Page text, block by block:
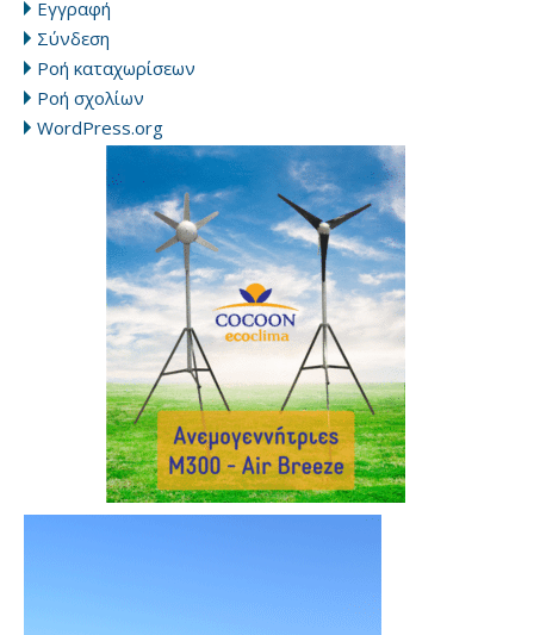
Εγγραφή
Σύνδεση
Ροή καταχωρίσεων
Ροή σχολίων
WordPress.org